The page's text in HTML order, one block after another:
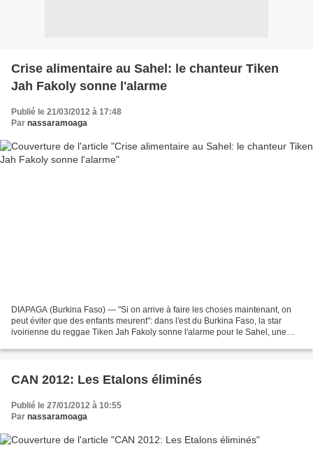
Crise alimentaire au Sahel: le chanteur Tiken
Jah Fakoly sonne l'alarme
Publié le 21/03/2012 à 17:48
Par nassaramoaga
DIAPAGA (Burkina Faso) — "Si on arrive à faire les choses maintenant, on
peut éviter que des enfants meurent": dans l'est du Burkina Faso, la star
ivoirienne du reggae Tiken Jah Fakoly sonne l'alarme pour le Sahel, une
CAN 2012: Les Etalons éliminés
Publié le 27/01/2012 à 10:55
Par nassaramoaga